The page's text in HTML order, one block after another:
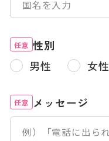
任意 性別
男性
女性
任意 メッセージ